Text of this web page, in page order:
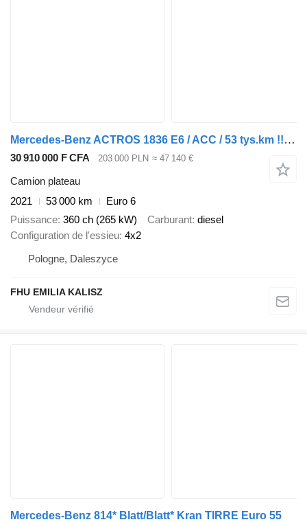
Mercedes-Benz ACTROS 1836 E6 / ACC / 53 tys.km !!! / JAK NOWY / PRZYSTAWKA ODB
30 910 000 F CFA 203 000 PLN ≈ 47 140 €
Camion plateau
2021
53 000 km
Euro 6
Puissance 360 ch (265 kW) Carburant diesel
Configuration de l'essieu 4x2
Pologne, Daleszyce
FHU EMILIA KALISZ
Mercedes-Benz 814* Blatt/Blatt* Kran TIRRE Euro 55